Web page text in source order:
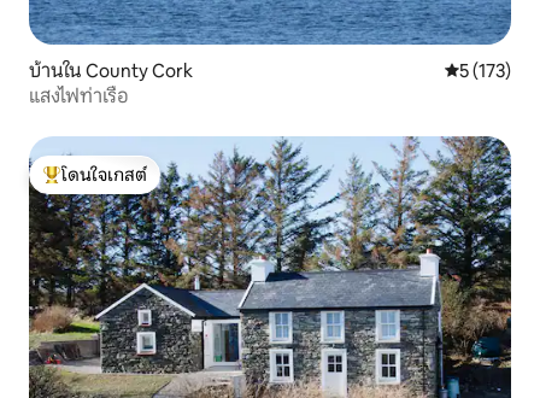
บ้านใน County Cork คะแนนเฉลี่
5 (173)
แสงไฟท่าเรือ
โดนใจเกสต์ที่สุด
โดนใจเกสต์